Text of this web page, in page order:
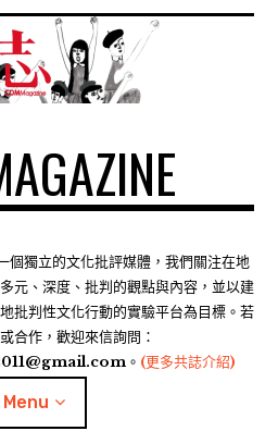
個獨立的文化批評媒體，我們關注在地
元、深度、批判的觀點與內容，並以建
批判性文化行動的實驗平台為目標。若
合作，歡迎來信詢問：
。 (更多共誌介紹)
Menu